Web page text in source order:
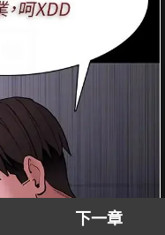
下一章